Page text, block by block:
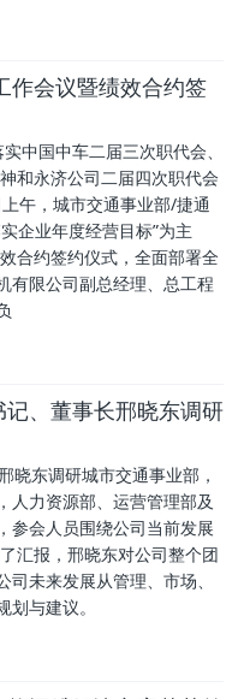
作会议暨绩效合约签
中国中车二届三次职代会、
和永济公司二届四次职代会
午，城市交通事业部/捷通
企业年度经营目标”为主
合约签约仪式，全面部署全
有限公司副总经理、总工程
、董事长邢晓东调研
晓东调研城市交通事业部，
人力资源部、运营管理部及
参会人员围绕公司当前发展
汇报，邢晓东对公司整个团
未来发展从管理、市场、
与建议。